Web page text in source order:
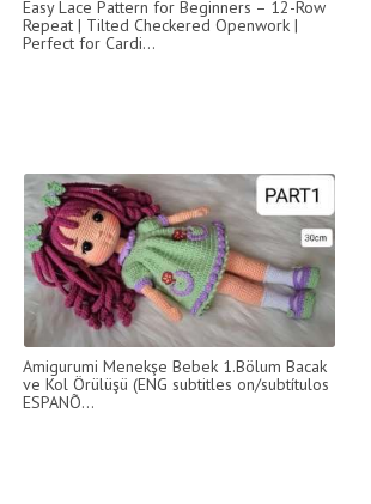
Easy Lace Pattern for Beginners – 12-Row
Repeat | Tilted Checkered Openwork |
Perfect for Cardi...
Amigurumi Menekşe Bebek 1.Bölum Bacak
ve Kol Örülüşü (ENG subtitles on/subtítulos
ESPANÕ...